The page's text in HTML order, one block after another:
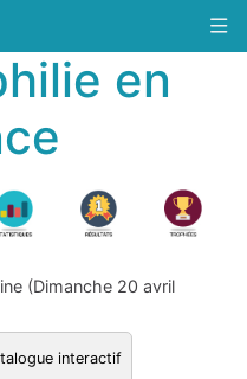
en
(Dimanche 20 avril
interactif